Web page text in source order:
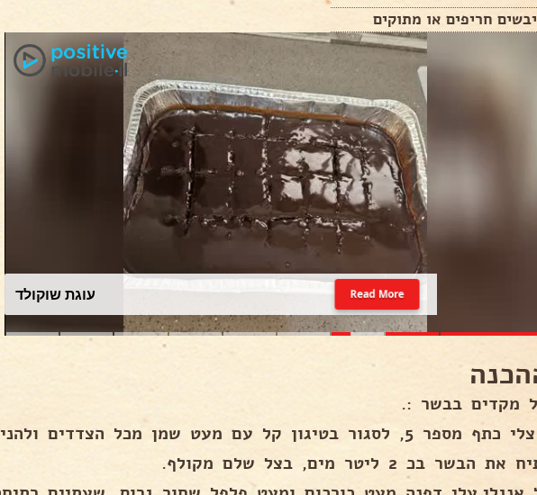
חריפים או מתוקים
עוגת שוקולד Read More
מקדים בבשר :.
לסגור בטיגון קל עם מעט שמן מכל הצדדים ולהניח בצד..
הבשר בכ 2 ליטר מים, בצל שלם מקולף.